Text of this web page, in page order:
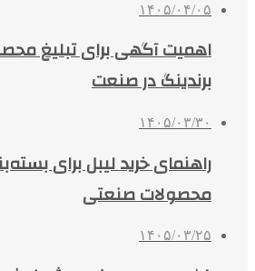
۱۴۰۵/۰۴/۰۵
اهمیت آگهی برای تبلیغ
برندینگ در صنعت
۱۴۰۵/۰۳/۳۰
راهنمای خرید لیبل برای
محصولات صنعتی
۱۴۰۵/۰۳/۲۵